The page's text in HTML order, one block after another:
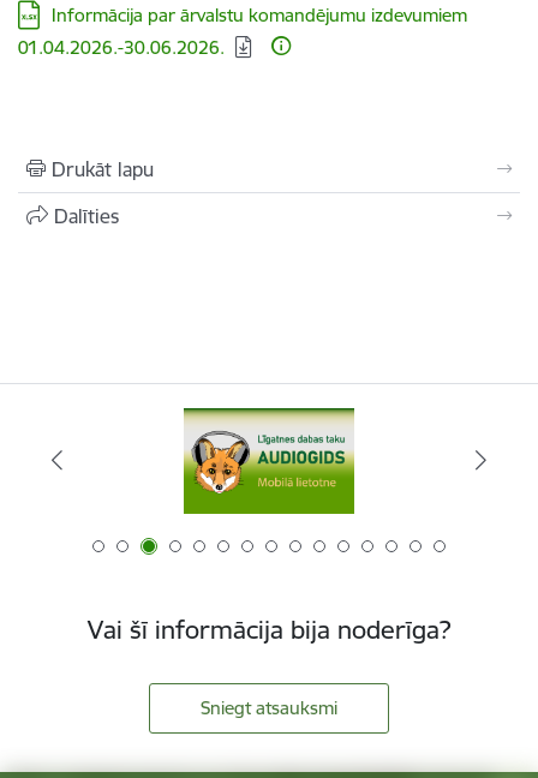
Lejupielādēt:
Informācija par ārvalstu komandējumu izdevumiem
01.04.2026.-30.06.2026.
Drukāt lapu
Dalīties
Vai šī informācija bija noderīga?
Sniegt atsauksmi